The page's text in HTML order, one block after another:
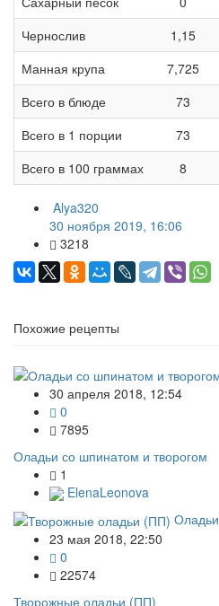
Чернослив
1,15
Манная крупа
7,725
Всего в блюде
73
Всего в 1 порции
73
Всего в 100 граммах
8
Alya320
30 ноября 2019, 16:06
3218
Похожие рецепты
30 апреля 2018, 12:54
0
7895
Оладьи со шпинатом и творогом
1
ElenaLeonova
Оладьи
23 мая 2018, 22:50
0
22574
Творожные оладьи (ПП)